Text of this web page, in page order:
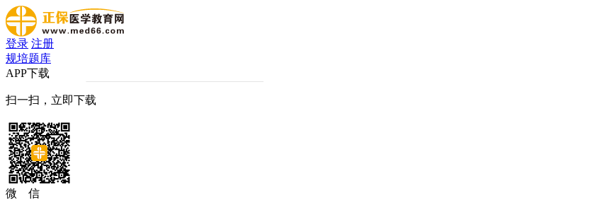
登录 注册
规培题库
APP下载
扫一扫，立即下载
微 信